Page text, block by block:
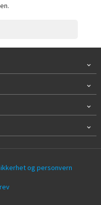
og personvern